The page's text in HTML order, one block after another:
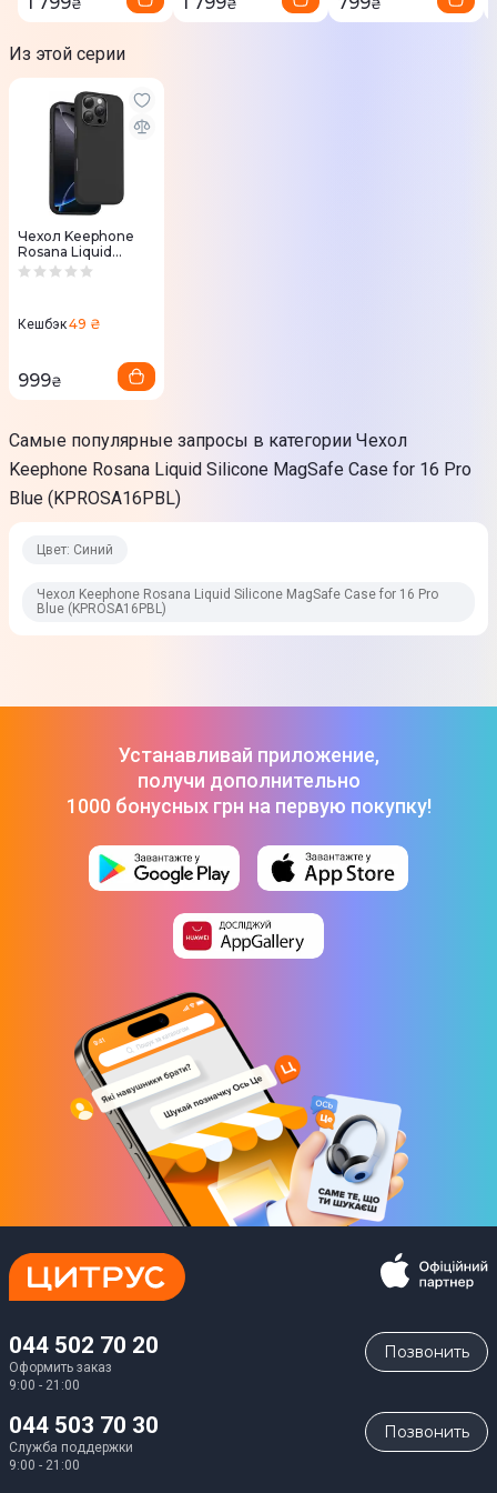
₴ ₴ ₴
Из этой серии
Чехол Keephone
Rosana Liquid
Silicone MagSafe
(KPROSA16PBK)
Кешбэк49 ₴
999₴
Самые популярные запросы в категории Чехол
Keephone Rosana Liquid Silicone MagSafe Case for 16 Pro
Blue (KPROSA16PBL)
Цвет: Синий
Чехол Keephone Rosana Liquid Silicone MagSafe Case for 16 Pro
Blue (KPROSA16PBL)
Устанавливай приложение,
получи дополнительно
1000 бонусных грн на первую покупку!
044 502 70 20
Оформить заказ
9:00 - 21:00
Позвонить
044 503 70 30
Служба поддержки
9:00 - 21:00
Позвонить